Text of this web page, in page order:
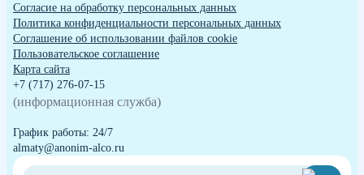
Согласие на обработку персональных данных
Политика конфиденциальности персональных данных
Cоглашение об использовании файлов cookie
Пользовательское соглашение
Карта сайта
+7 (717) 276-07-15
(информационная служба)
График работы: 24/7
almaty@anonim-alco.ru